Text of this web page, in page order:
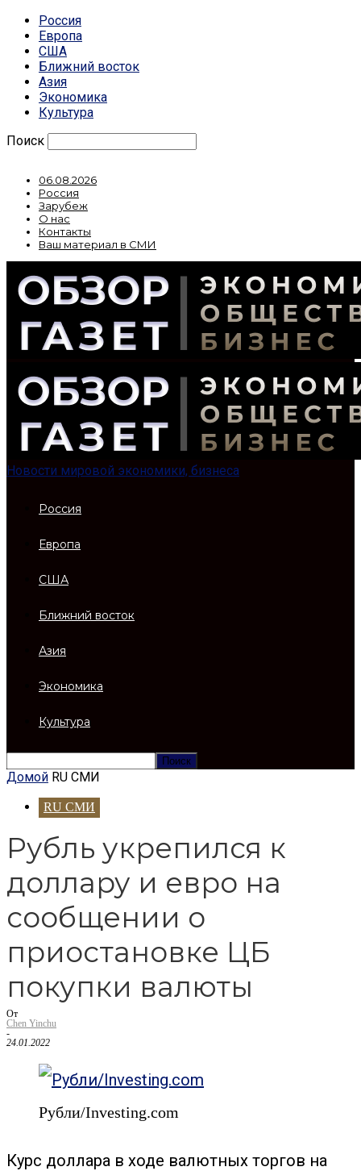
Россия
Европа
США
Ближний восток
Азия
Экономика
Культура
Поиск
06.08.2026
Россия
Зарубеж
О нас
Контакты
Ваш материал в СМИ
Новости мировой экономики, бизнеса
Россия
Европа
США
Ближний восток
Азия
Экономика
Культура
Домой RU СМИ
RU СМИ
Рубль укрепился к
доллару и евро на
сообщении о
приостановке ЦБ
покупки валюты
От
Chen Yinchu
-
24.01.2022
Рубли/Investing.com
Курс доллара в ходе валютных торгов на